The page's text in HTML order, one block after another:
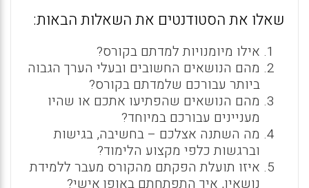
שאלו את הסטודנטים את השאלות הבאות:
אילו מיומנויות למדתם בקורס?
מהם הנושאים החשובים ובעלי הערך הגבוה
ביותר עבורכם שלמדתם בקורס?
מהם הנושאים שהפתיעו אתכם או שהיו
מעניינים עבורכם במיוחד?
מה השתנה אצלכם – בחשיבה, בגישות
וברגשות כלפי מקצוע הלימוד?
איזו תועלת הפקתם מהקורס מעבר ללמידת
נושאיו, איך התפתחתם באופן אישי?